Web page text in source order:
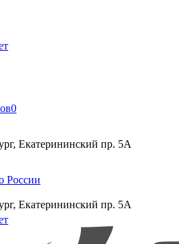
0
Екатерининский пр. 5А
России
Екатерининский пр. 5А